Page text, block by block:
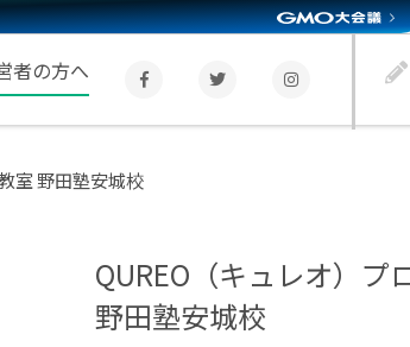
者の方へ
室 野田塾安城校
QUREO（キュレオ）プ
野田塾安城校